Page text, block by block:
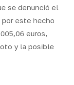
se denunció el
este hecho
euros,
y la posible